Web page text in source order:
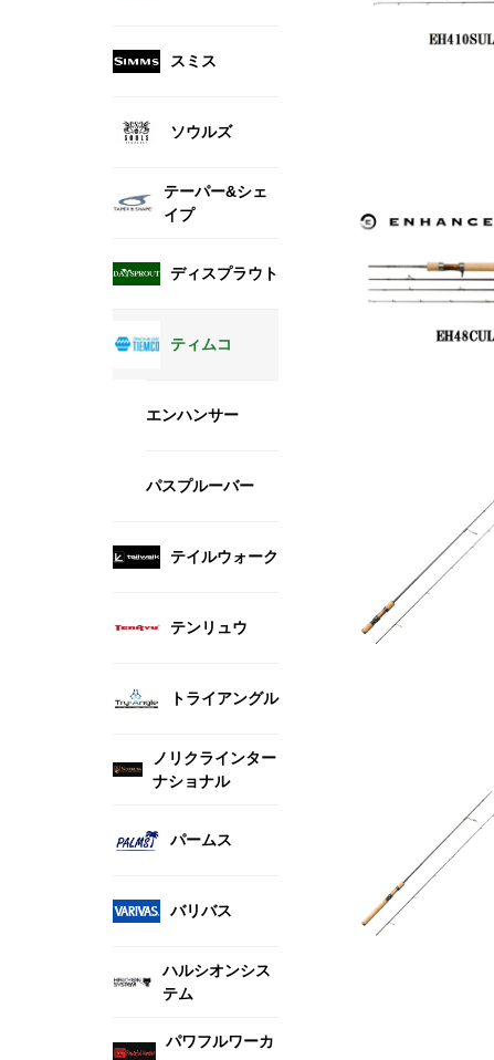
スミス
ソウルズ
テーパー&シェ
イプ
ディスプラウト
ティムコ
エンハンサー
パスプルーバー
テイルウォーク
テンリュウ
トライアングル
ノリクラインター
ナショナル
パームス
バリバス
ハルシオンシス
テム
パワフルワーカ